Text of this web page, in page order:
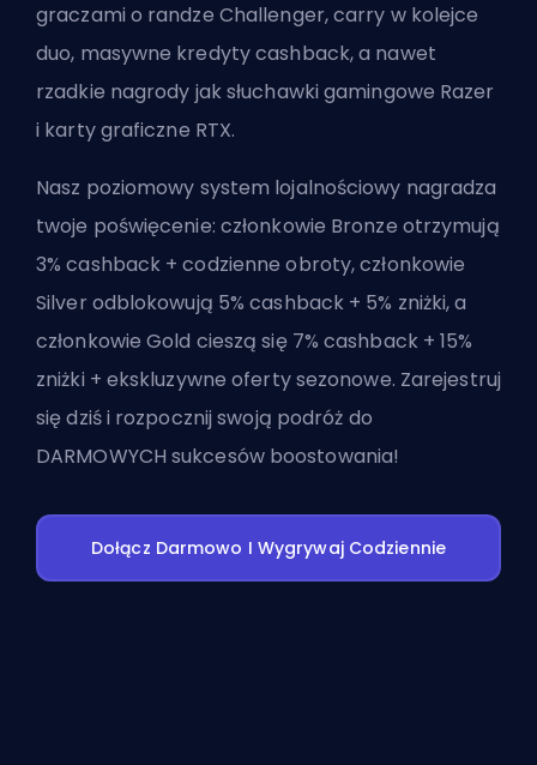
graczami o randze Challenger, carry w kolejce
duo, masywne kredyty cashback, a nawet
rzadkie nagrody jak słuchawki gamingowe Razer
i karty graficzne RTX.
Nasz poziomowy system lojalnościowy nagradza
twoje poświęcenie: członkowie Bronze otrzymują
3% cashback + codzienne obroty, członkowie
Silver odblokowują 5% cashback + 5% zniżki, a
członkowie Gold cieszą się 7% cashback + 15%
zniżki + ekskluzywne oferty sezonowe. Zarejestruj
się dziś i rozpocznij swoją podróż do
DARMOWYCH sukcesów boostowania!
Dołącz Darmowo I Wygrywaj Codziennie